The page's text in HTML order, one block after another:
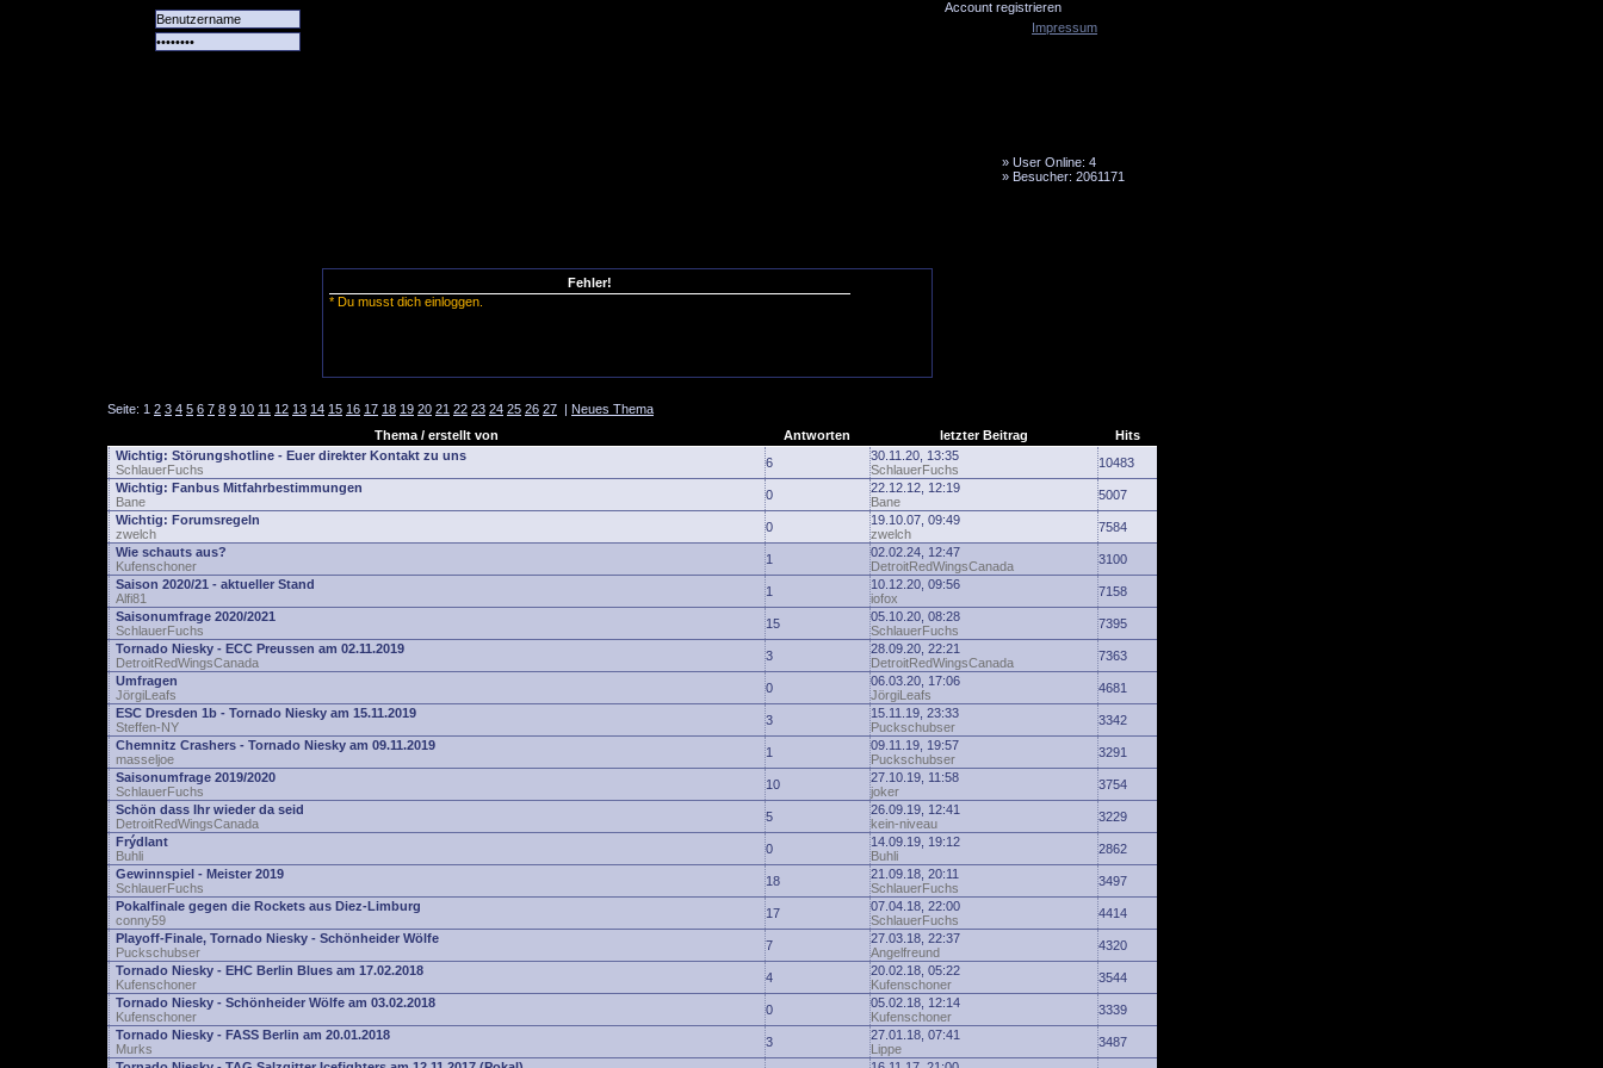
Account registrieren
» User Online: 4
» Besucher: 2061171
Fehler!
* Du musst dich einloggen.
Seite: 1 2 3 4 5 6 7 8 9 10 11 12 13 14 15 16 17 18 19 20 21 22 23 24 25 26 27 | Neues Thema
Thema / erstellt von
Antworten letzter Beitrag
Hits
Wichtig: Störungshotline - Euer direkter Kontakt zu uns
SchlauerFuchs
6
30.11.20, 13:35
SchlauerFuchs
10483
Wichtig: Fanbus Mitfahrbestimmungen
Bane
0
22.12.12, 12:19
Bane
5007
Wichtig: Forumsregeln
zwelch
0
19.10.07, 09:49
zwelch
7584
Wie schauts aus?
Kufenschoner
1
02.02.24, 12:47
DetroitRedWingsCanada
3100
Saison 2020/21 - aktueller Stand
Alfi81
1
10.12.20, 09:56
iofox
7158
Saisonumfrage 2020/2021
SchlauerFuchs
15
05.10.20, 08:28
SchlauerFuchs
7395
Tornado Niesky - ECC Preussen am 02.11.2019
DetroitRedWingsCanada
3
28.09.20, 22:21
DetroitRedWingsCanada
7363
Umfragen
JörgiLeafs
0
06.03.20, 17:06
JörgiLeafs
4681
ESC Dresden 1b - Tornado Niesky am 15.11.2019
Steffen-NY
3
15.11.19, 23:33
Puckschubser
3342
Chemnitz Crashers - Tornado Niesky am 09.11.2019
masseljoe
1
09.11.19, 19:57
Puckschubser
3291
Saisonumfrage 2019/2020
SchlauerFuchs
10
27.10.19, 11:58
joker
3754
Schön dass Ihr wieder da seid
DetroitRedWingsCanada
5
26.09.19, 12:41
kein-niveau
3229
Frýdlant
Buhli
0
14.09.19, 19:12
Buhli
2862
Gewinnspiel - Meister 2019
SchlauerFuchs
18
21.09.18, 20:11
SchlauerFuchs
3497
Pokalfinale gegen die Rockets aus Diez-Limburg
conny59
17
07.04.18, 22:00
SchlauerFuchs
4414
Playoff-Finale, Tornado Niesky - Schönheider Wölfe
Puckschubser
7
27.03.18, 22:37
Angelfreund
4320
Tornado Niesky - EHC Berlin Blues am 17.02.2018
Kufenschoner
4
20.02.18, 05:22
Kufenschoner
3544
Tornado Niesky - Schönheider Wölfe am 03.02.2018
Kufenschoner
0
05.02.18, 12:14
Kufenschoner
3339
Tornado Niesky - FASS Berlin am 20.01.2018
Murks
3
27.01.18, 07:41
Lippe
3487
Impressum